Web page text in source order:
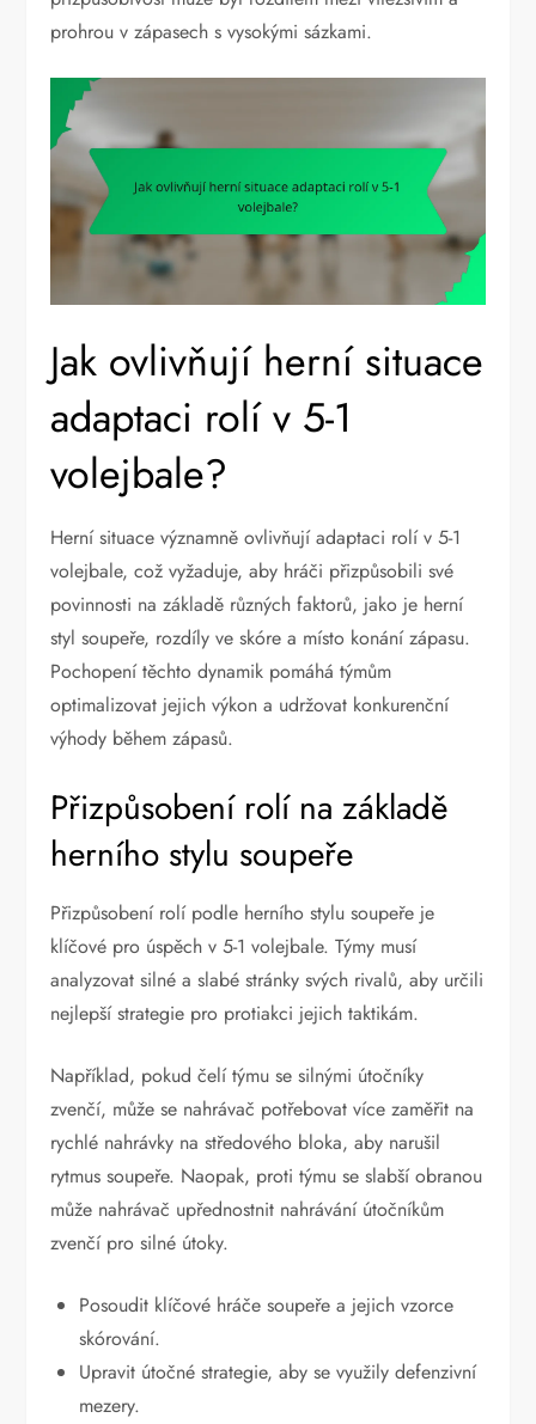
prohrou v zápasech s vysokými sázkami.
Jak ovlivňují herní situace
adaptaci rolí v 5-1
volejbale?
Herní situace významně ovlivňují adaptaci rolí v 5-1
volejbale, což vyžaduje, aby hráči přizpůsobili své
povinnosti na základě různých faktorů, jako je herní
styl soupeře, rozdíly ve skóre a místo konání zápasu.
Pochopení těchto dynamik pomáhá týmům
optimalizovat jejich výkon a udržovat konkurenční
výhody během zápasů.
Přizpůsobení rolí na základě
herního stylu soupeře
Přizpůsobení rolí podle herního stylu soupeře je
klíčové pro úspěch v 5-1 volejbale. Týmy musí
analyzovat silné a slabé stránky svých rivalů, aby určili
nejlepší strategie pro protiakci jejich taktikám.
Například, pokud čelí týmu se silnými útočníky
zvenčí, může se nahrávač potřebovat více zaměřit na
rychlé nahrávky na středového bloka, aby narušil
rytmus soupeře. Naopak, proti týmu se slabší obranou
může nahrávač upřednostnit nahrávání útočníkům
zvenčí pro silné útoky.
Posoudit klíčové hráče soupeře a jejich vzorce
skórování.
Upravit útočné strategie, aby se využily defenzivní
mezery.